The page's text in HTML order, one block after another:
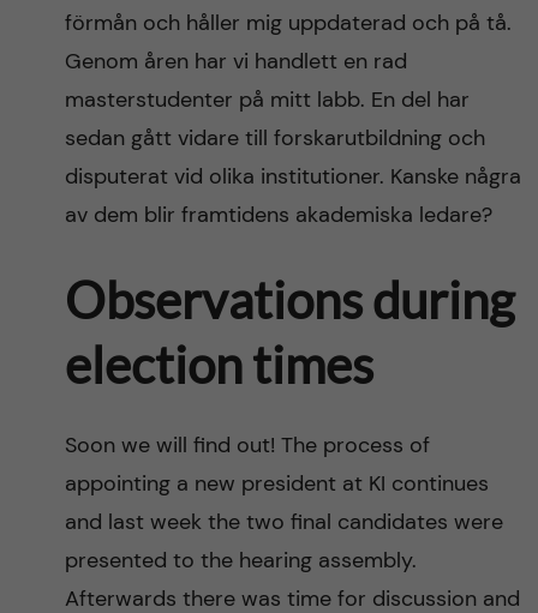
förmån och håller mig uppdaterad och på tå.
Genom åren har vi handlett en rad
masterstudenter på mitt labb. En del har
sedan gått vidare till forskarutbildning och
disputerat vid olika institutioner. Kanske några
av dem blir framtidens akademiska ledare?
Observations during
election times
Soon we will find out! The process of
appointing a new president at KI continues
and last week the two final candidates were
presented to the hearing assembly.
Afterwards there was time for discussion and